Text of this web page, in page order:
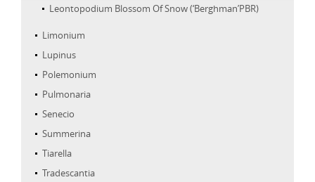
Leontopodium Blossom Of Snow (‘Berghman’PBR)
Limonium
Lupinus
Polemonium
Pulmonaria
Senecio
Summerina
Tiarella
Tradescantia